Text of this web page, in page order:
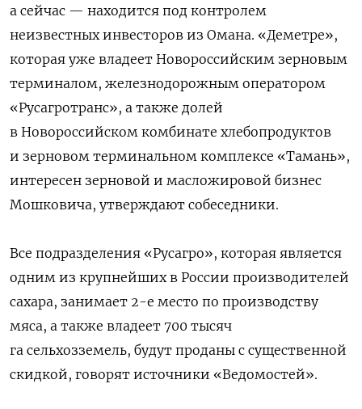
а сейчас — находится под контролем
неизвестных инвесторов из Омана. «Деметре»,
которая уже владеет Новороссийским зерновым
терминалом, железнодорожным оператором
«Русагротранс», а также долей
в Новороссийском комбинате хлебопродуктов
и зерновом терминальном комплексе «Тамань»,
интересен зерновой и масложировой бизнес
Мошковича, утверждают собеседники.
Все подразделения «Русагро», которая является
одним из крупнейших в России производителей
сахара, занимает 2-е место по производству
мяса, а также владеет 700 тысяч
га сельхозземель, будут проданы с существенной
скидкой, говорят источники «Ведомостей».